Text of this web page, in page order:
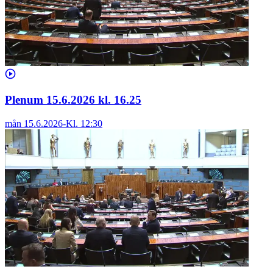
Plenum 15.6.2026 kl. 16.25
mån 15.6.2026-Kl. 12:30